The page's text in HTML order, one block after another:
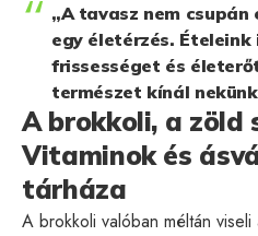
„A tavasz nem csupán
egy életérzés.
frissességet és
természet kínál
A brokkoli, a zöld
Vitaminok és
tárháza
A brokkoli valóban méltán